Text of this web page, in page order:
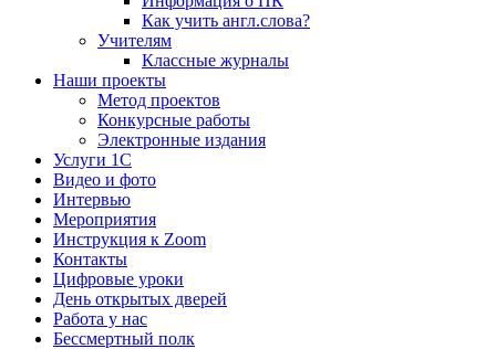
Как учить англ.слова?
Учителям
Классные журналы
Наши проекты
Метод проектов
Конкурсные работы
Электронные издания
Услуги 1C
Видео и фото
Интервью
Мероприятия
Инструкция к Zoom
Контакты
Цифровые уроки
День открытых дверей
Работа у нас
Бессмертный полк